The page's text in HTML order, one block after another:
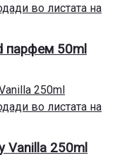
во листата на
парфем 50ml
во листата на
Vanilla 250ml